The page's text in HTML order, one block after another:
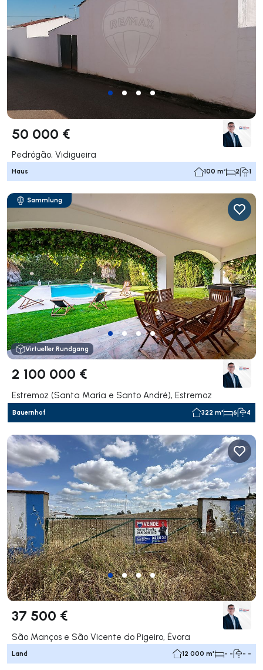
50 000 €
Pedrógão, Vidigueira
Haus 100 m² 2 1
Sammlung
Virtueller Rundgang
2 100 000 €
Estremoz (Santa Maria e Santo André), Estremoz
Bauernhof 322 m² 6 4
37 500 €
São Manços e São Vicente do Pigeiro, Évora
Land 12 000 m² - - - -